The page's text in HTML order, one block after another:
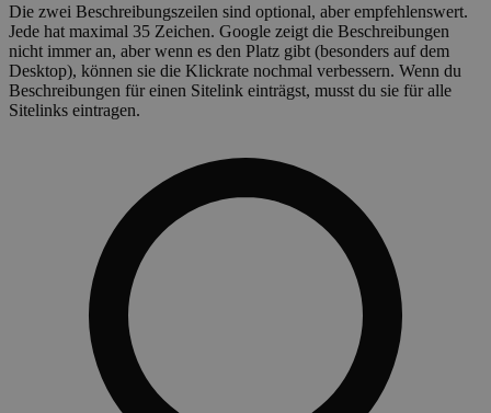
Die zwei Beschreibungszeilen sind optional, aber empfehlenswert.
Jede hat maximal 35 Zeichen. Google zeigt die Beschreibungen
nicht immer an, aber wenn es den Platz gibt (besonders auf dem
Desktop), können sie die Klickrate nochmal verbessern. Wenn du
Beschreibungen für einen Sitelink einträgst, musst du sie für alle
Sitelinks eintragen.